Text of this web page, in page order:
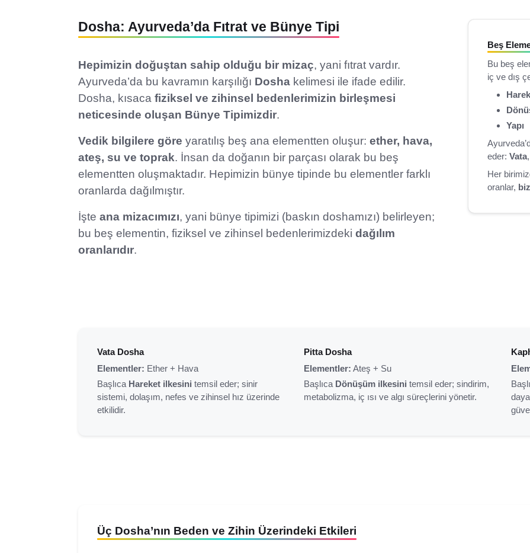
Dosha: Ayurveda’da Fıtrat ve Bünye Tipi
Hepimizin doğuştan sahip olduğu bir mizaç, yani fıtrat vardır.
Ayurveda’da bu kavramın karşılığı Dosha kelimesi ile ifade edilir.
Dosha, kısaca fiziksel ve zihinsel bedenlerimizin birleşmesi
neticesinde oluşan Bünye Tipimizdir.
Vedik bilgilere göre yaratılış beş ana elementten oluşur: ether, hava,
ateş, su ve toprak. İnsan da doğanın bir parçası olarak bu beş
elementten oluşmaktadır. Hepimizin bünye tipinde bu elementler farklı
oranlarda dağılmıştır.
İşte ana mizacımızı, yani bünye tipimizi (baskın doshamızı) belirleyen;
bu beş elementin, fiziksel ve zihinsel bedenlerimizdeki dağılım
oranlarıdır.
Beş
Bu beş
iç ve dış
Yapı
eder: Vata,
Her
oranlar,
Vata Dosha
Elementler: Ether + Hava
Başlıca Hareket ilkesini temsil eder; sinir
sistemi, dolaşım, nefes ve zihinsel hız üzerinde
etkilidir.
Pitta Dosha
Elementler: Ateş + Su
Başlıca Dönüşüm ilkesini temsil eder; sindirim,
metabolizma, iç ısı ve algı süreçlerini yönetir.
Üç Dosha’nın Beden ve Zihin Üzerindeki Etkileri